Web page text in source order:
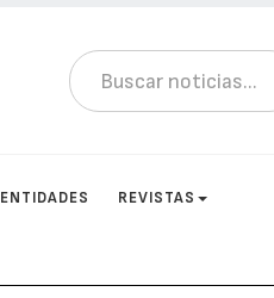
ENTIDADES REVISTAS